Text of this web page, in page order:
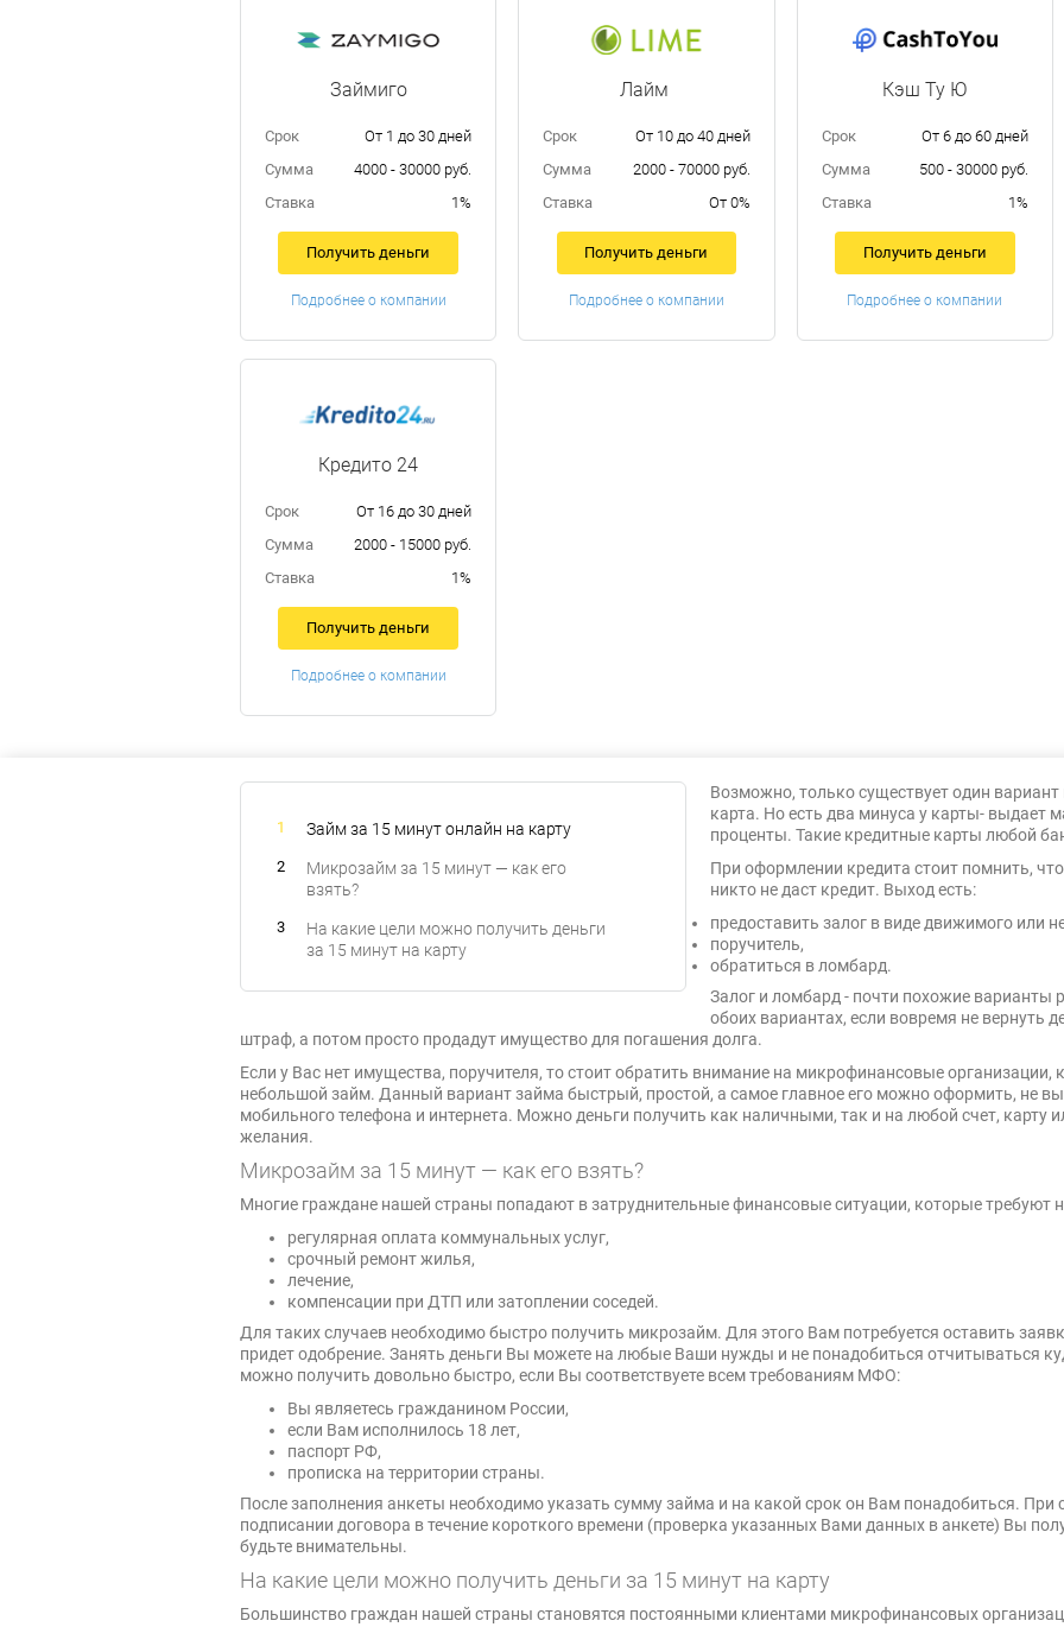
Займиго
Срок
От 1 до 30 дней
Сумма
4000 - 30000 руб.
Ставка
1%
Получить деньги
Подробнее о компании
Лайм
Срок
От 10 до 40 дней
Сумма
2000 - 70000 руб.
Ставка
От 0%
Получить деньги
Подробнее о компании
Кэш Ту Ю
Срок
От 6 до 60 дней
Сумма
500 - 30000 руб.
Ставка
1%
Получить деньги
Подробнее о компании
Кредито 24
Срок
От 16 до 30 дней
Сумма
2000 - 15000 руб.
Ставка
1%
Получить деньги
Подробнее о компании
Займ за 15 минут онлайн на карту
Микрозайм за 15 минут — как его
взять?
На какие цели можно получить деньги
за 15 минут на карту
Возможно, только существует один
карта. Но есть два минуса у карты- выдает
проценты. Такие кредитные карты любой
При оформлении кредита стоит помнить,
никто не даст кредит. Выход есть:
предоставить залог в виде движимого или
поручитель,
обратиться в ломбард.
Залог и ломбард - почти похожие
обоих вариантах, если вовремя не вернуть
штраф, а потом просто продадут имущество для погашения долга.
Если у Вас нет имущества, поручителя, то стоит обратить внимание на микрофинансовые организации,
небольшой займ. Данный вариант займа быстрый, простой, а самое главное его можно оформить, не
мобильного телефона и интернета. Можно деньги получить как наличными, так и на любой счет, карту
желания.
Микрозайм за 15 минут — как его взять?
Многие граждане нашей страны попадают в затруднительные финансовые ситуации, которые требуют
регулярная оплата коммунальных услуг,
срочный ремонт жилья,
лечение,
компенсации при ДТП или затоплении соседей.
Для таких случаев необходимо быстро получить микрозайм. Для этого Вам потребуется оставить
придет одобрение. Занять деньги Вы можете на любые Ваши нужды и не понадобиться отчитываться
можно получить довольно быстро, если Вы соответствуете всем требованиям МФО:
Вы являетесь гражданином России,
если Вам исполнилось 18 лет,
паспорт РФ,
прописка на территории страны.
После заполнения анкеты необходимо указать сумму займа и на какой срок он Вам понадобиться. При
подписании договора в течение короткого времени (проверка указанных Вами данных в анкете) Вы
будьте внимательны.
На какие цели можно получить деньги за 15 минут на карту
Большинство граждан нашей страны становятся постоянными клиентами микрофинансовых